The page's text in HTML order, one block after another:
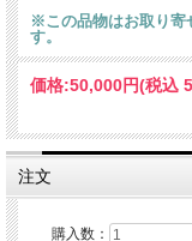
※この品物はお取り寄
す。
価格:50,000円(税込
注文
購入数：